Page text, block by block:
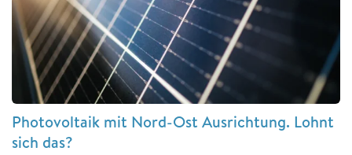
Photovoltaik mit Nord-Ost Ausrichtung. Lohnt
sich das?